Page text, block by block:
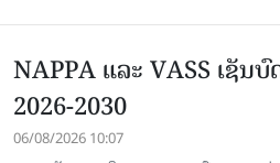
NAPPA ແລະ VASS ເຊັ
2026-2030
06/08/2026 10:07